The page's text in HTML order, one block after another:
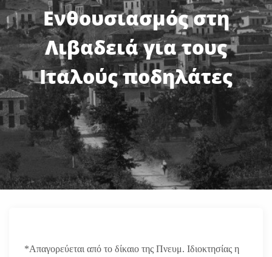
Ενθουσιασμός στη
Λιβαδειά για τους
Ιταλούς ποδηλάτες
*Απαγορεύεται από το δίκαιο της Πνευμ. Ιδιοκτησίας η